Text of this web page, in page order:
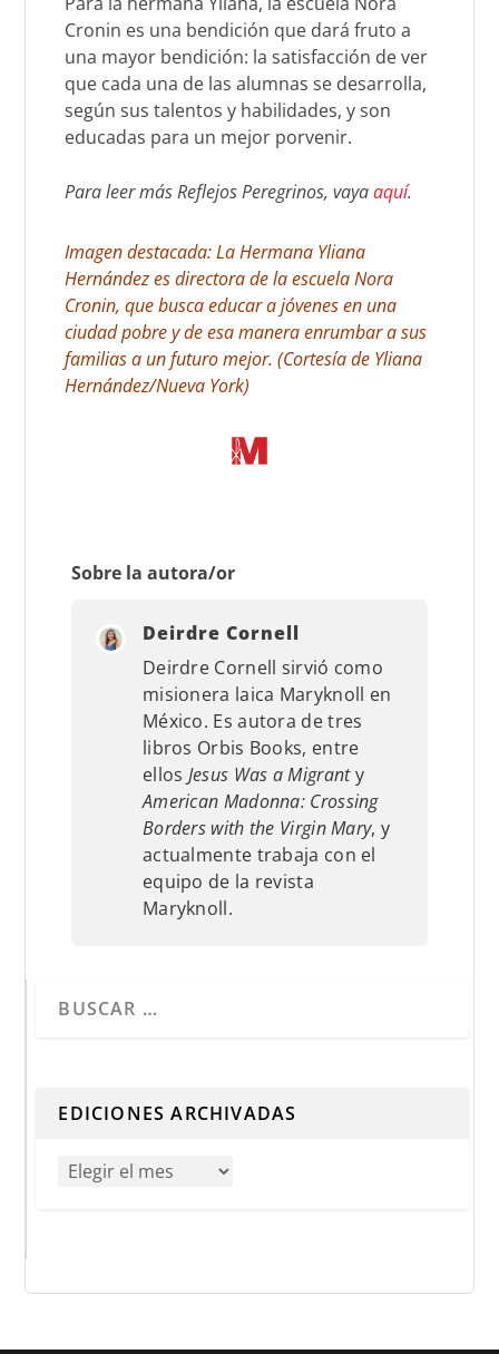
Cronin es una bendición que dará fruto a
una mayor bendición: la satisfacción de ver
que cada una de las alumnas se desarrolla,
según sus talentos y habilidades, y son
educadas para un mejor porvenir.
Para leer más Reflejos Peregrinos, vayaaquí.
Imagen destacada: La Hermana Yliana
Hernández es directora de la escuela Nora
Cronin, que busca educar a jóvenes en una
ciudad pobre y de esa manera enrumbar a sus
familias a un futuro mejor. (Cortesía de Yliana
Hernández/NuevaYork)
Sobre la autora/or
Deirdre Cornell
Deirdre Cornell sirvió como
misionera laica Maryknoll en
México. Es autora de tres
libros Orbis Books, entre
ellos Jesus Was a Migranty
American Madonna: Crossing
Borders with the Virgin Mary, y
actualmente trabaja con el
equipo de la revista
Maryknoll.
EDICIONES ARCHIVADAS